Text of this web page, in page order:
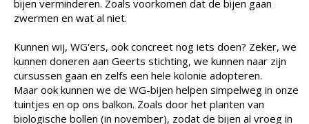
bijen verminderen. Zoals voorkomen dat de bijen gaan
zwermen en wat al niet.
Kunnen wij, WG'ers, ook concreet nog iets doen? Zeker, we
kunnen doneren aan Geerts stichting, we kunnen naar zijn
cursussen gaan en zelfs een hele kolonie adopteren.
Maar ook kunnen we de WG-bijen helpen simpelweg in onze
tuintjes en op ons balkon. Zoals door het planten van
biologische bollen (in november), zodat de bijen al vroeg in